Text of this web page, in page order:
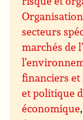
secteurs
marchés de
financiers et
et politique
économique